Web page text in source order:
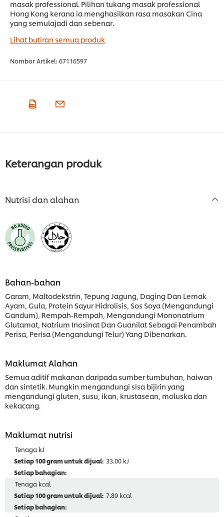
masak professional. Pilihan tukang masak professional
Hong Kong kerana ia menghasilkan rasa masakan Cina
yang semulajadi dan sebenar.
Lihat butiran semua produk
Nombor Artikel: 67116597
Keterangan produk
Nutrisi dan alahan
Bahan-bahan
Garam, Maltodekstrin, Tepung Jagung, Daging Dan Lemak
Ayam, Gula, Protein Sayur Hidrolisis, Sos Soya (Mengandungi
Gandum), Rempah-Rempah, Mengandungi Mononatrium
Glutamat, Natrium Inosinat Dan Guanilat Sebagai Penambah
Perisa, Perisa (Mengandungi Telur) Yang Dibenarkan.
Maklumat Alahan
Semua aditif makanan daripada sumber tumbuhan, haiwan
dan sintetik. Mungkin mengandungi sisa bijirin yang
mengandungi gluten, susu, ikan, krustasean, moluska dan
kekacang.
Maklumat nutrisi
Tenaga kJ
33.00 kJ
Tenaga kcal
7.89 kcal